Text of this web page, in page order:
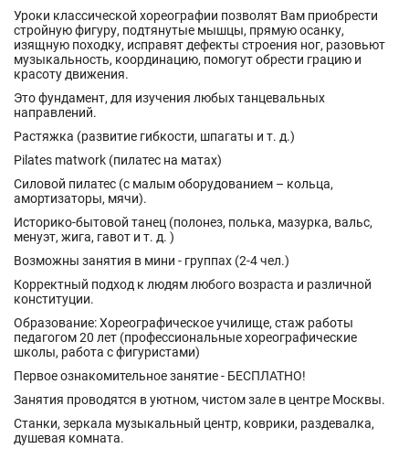
Уроки классической хореографии позволят Вам приобрести
стройную фигуру, подтянутые мышцы, прямую осанку,
изящную походку, исправят дефекты строения ног, разовьют
музыкальность, координацию, помогут обрести грацию и
красоту движения.
Это фундамент, для изучения любых танцевальных
направлений.
Растяжка (развитие гибкости, шпагаты и т. д.)
Pilates matwork (пилатес на матах)
Силовой пилатес (с малым оборудованием – кольца,
амортизаторы, мячи).
Историко-бытовой танец (полонез, полька, мазурка, вальс,
менуэт, жига, гавот и т. д. )
Возможны занятия в мини - группах (2-4 чел.)
Корректный подход к людям любого возраста и различной
конституции.
Образование: Хореографическое училище, стаж работы
педагогом 20 лет (профессиональные хореографические
школы, работа с фигуристами)
Первое ознакомительное занятие - БЕСПЛАТНО!
Занятия проводятся в уютном, чистом зале в центре Москвы.
Станки, зеркала музыкальный центр, коврики, раздевалка,
душевая комната.